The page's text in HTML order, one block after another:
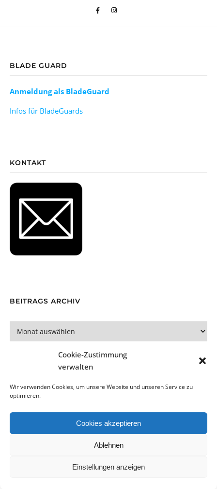
Cookie-Zustimmung
verwalten
Wir verwenden Cookies, um unsere Website und unseren Service zu
optimieren.
Cookies akzeptieren
Ablehnen
Einstellungen anzeigen
BLADE GUARD
Anmeldung als BladeGuard
Infos für BladeGuards
KONTAKT
BEITRAGS ARCHIV
Beitrags Archiv
Bard Theme vonWP Royal.
Datenschutzerklärung Impressum Cookie-Richtlinie (EU)